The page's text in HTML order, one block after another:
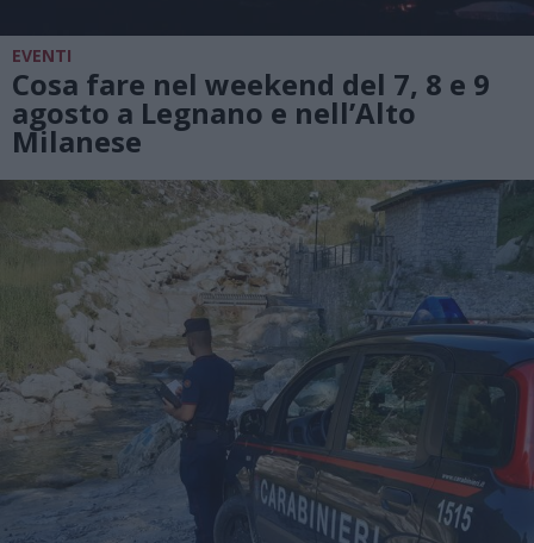
EVENTI
Cosa fare nel weekend del 7, 8 e 9
agosto a Legnano e nell’Alto
Milanese